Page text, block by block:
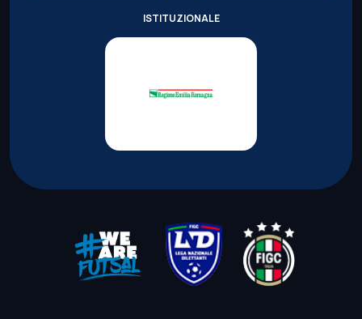
ISTITUZIONALE